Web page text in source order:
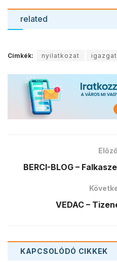
related
Címkék: nyilatkozat
BERCI-BLOG –
VEDAC –
KAPCSOLÓDÓ CIKKEK